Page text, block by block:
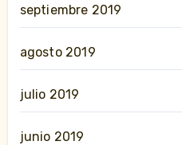
septiembre 2019
agosto 2019
julio 2019
junio 2019